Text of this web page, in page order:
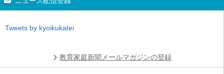
Tweets by kyoikukatei
教育家庭新聞メールマガジンの登録